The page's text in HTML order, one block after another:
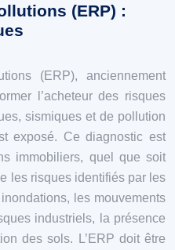
(ERP) :
(ERP), anciennement
l’acheteur des risques
sismiques et de pollution
exposé. Ce diagnostic est
immobiliers, quel que soit
les risques identifiés par les
les mouvements
industriels, la présence
des sols. L’ERP doit être